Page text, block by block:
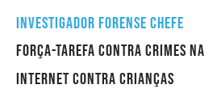
Investigador Forense Chefe
Força-Tarefa contra Crimes na
Internet contra Crianças